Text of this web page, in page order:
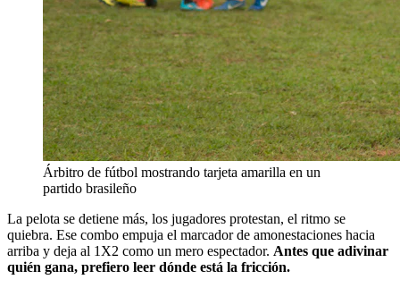
Árbitro de fútbol mostrando tarjeta amarilla en un
partido brasileño
La pelota se detiene más, los jugadores protestan, el ritmo se
quiebra. Ese combo empuja el marcador de amonestaciones hacia
arriba y deja al 1X2 como un mero espectador. Antes que adivinar
quién gana, prefiero leer dónde está la fricción.